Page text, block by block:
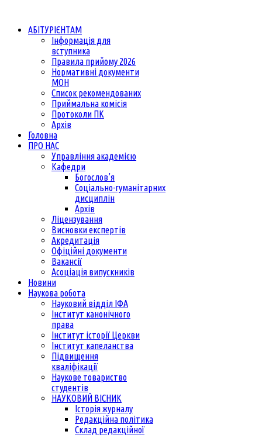
АБІТУРІЄНТАМ
Інформація для
вступника
Правила прийому 2026
Нормативні документи
МОН
Список рекомендованих
Приймальна комісія
Протоколи ПК
Архів
Головна
ПРО НАС
Управління академією
Кафедри
Богослов’я
Соціально-гуманітарних
дисциплін
Архів
Ліцензування
Висновки експертів
Акредитація
Офіційні документи
Вакансії
Асоціація випускників
Новини
Наукова робота
Науковий відділ ІФА
Інститут канонічного
права
Інститут історії Церкви
Інститут капеланства
Підвищення
кваліфікації
Наукове товариство
студентів
НАУКОВИЙ ВІСНИК
Історія журналу
Редакційна політика
Склад редакційної